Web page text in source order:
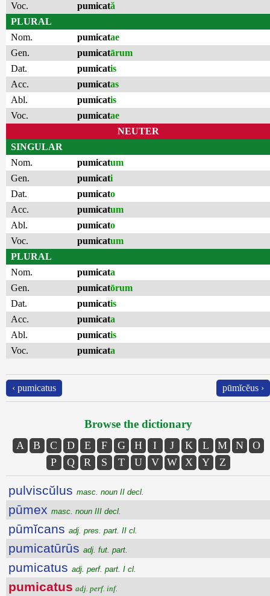
Voc.
pumicată
PLURAL
Nom.
pumicatae
Gen.
pumicatārum
Dat.
pumicatis
Acc.
pumicatas
Abl.
pumicatis
Voc.
pumicatae
NEUTER
SINGULAR
Nom.
pumicatum
Gen.
pumicati
Dat.
pumicato
Acc.
pumicatum
Abl.
pumicato
Voc.
pumicatum
PLURAL
Nom.
pumicata
Gen.
pumicatōrum
Dat.
pumicatis
Acc.
pumicata
Abl.
pumicatis
Voc.
pumicata
‹ pumicatus pūmĭcĕus ›
Browse the dictionary
A B C D E F G H I J K L M N
O
P
Q R S T U V W X Y Z
pulviscŭlus masc. noun II decl.
pūmex masc. noun III decl.
pūmĭcans adj. pres. part. II cl.
pumicatūrūs adj. fut. part.
pumicatus adj. perf. part. I cl.
pumicatus adj. perf. inf.